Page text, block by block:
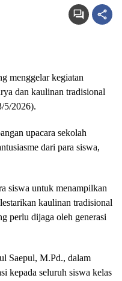
menggelar kegiatan
dan kaulinan tradisional
5/2026).
upacara sekolah
dari para siswa,
siswa untuk menampilkan
kaulinan tradisional
perlu dijaga oleh generasi
Saepul, M.Pd., dalam
kepada seluruh siswa kelas